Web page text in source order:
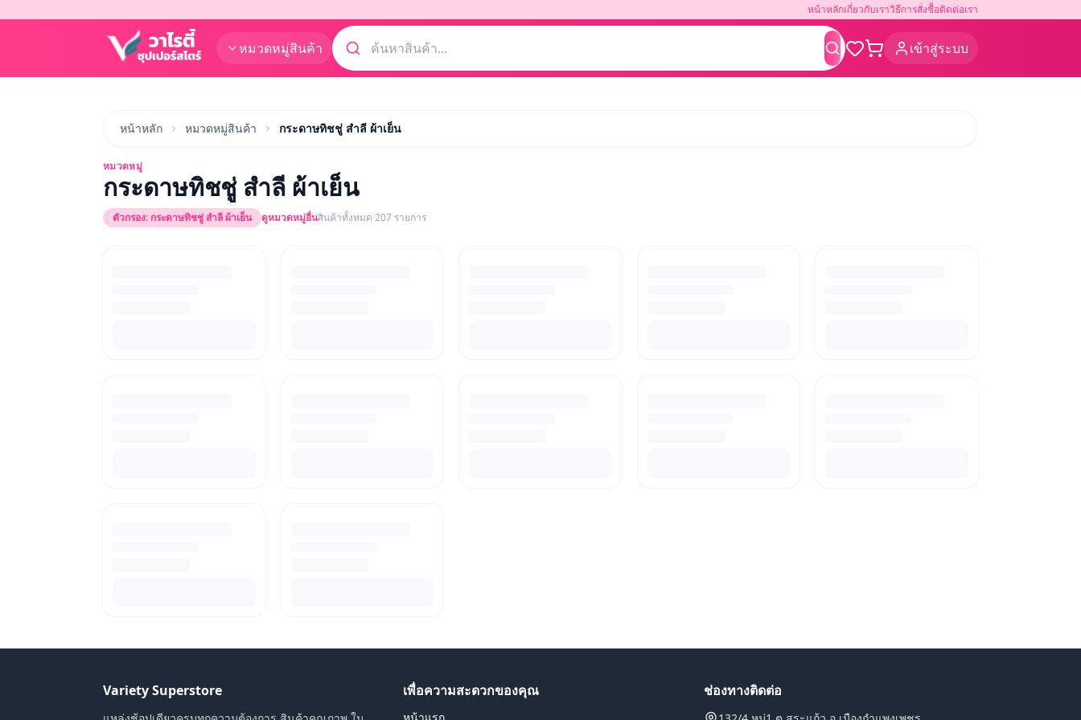
หน้าหลักเกี่ยวกับเราวิธีการสั่งซื้อติดต่อเรา
เข้าสู่ระบบ
หมวดหมู่สินค้า ค้นหา
หน้าหลัก หมวดหมู่สินค้า กระดาษทิชชู่ สำลี ผ้าเย็น
หมวดหมู่
กระดาษทิชชู่ สำลี ผ้าเย็น
ตัวกรอง: กระดาษทิชชู่ สำลี ผ้าเย็น ดูหมวดหมู่อื่นสินค้าทั้งหมด 207 รายการ
Variety Superstore เพื่อความสะดวกของคุณ ช่องทางติดต่อ